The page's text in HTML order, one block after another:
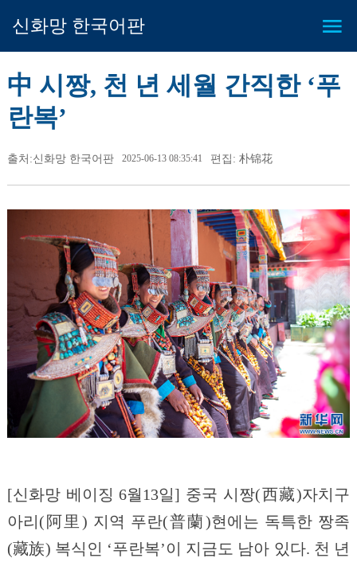
신화망 한국어판
中 시짱, 천 년 세월 간직한 ‘푸
란복’
출처:신화망 한국어판 2025-06-13 08:35:41 편집: 朴锦花
[신화망 베이징 6월13일] 중국 시짱(西藏)자치구
아리(阿里) 지역 푸란(普蘭)현에는 독특한 짱족
(藏族) 복식인 ‘푸란복’이 지금도 남아 있다. 천 년